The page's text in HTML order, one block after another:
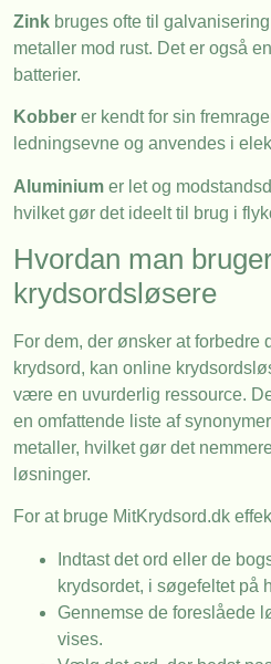
Zink bruges ofte til
metaller mod rust. Det er også
batterier.
Kobber er kendt for sin
ledningsevne og anvendes i
Aluminium er let og
hvilket gør det ideelt til brug i
Hvordan man
krydsordsløsere
For dem, der ønsker at forbedre
krydsord, kan online
være en uvurderlig ressource.
en omfattende liste af
metaller, hvilket gør det
løsninger.
For at bruge MitKrydsord.dk
Indtast det ord eller de
krydsordet, i søgefeltet på
Gennemse de foreslåede
vises.